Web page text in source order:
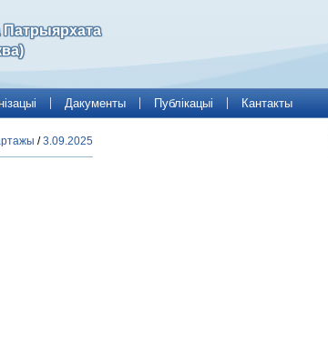
Патрыярхата
Дакументы Публікацыі Кантакты
/3.09.2025